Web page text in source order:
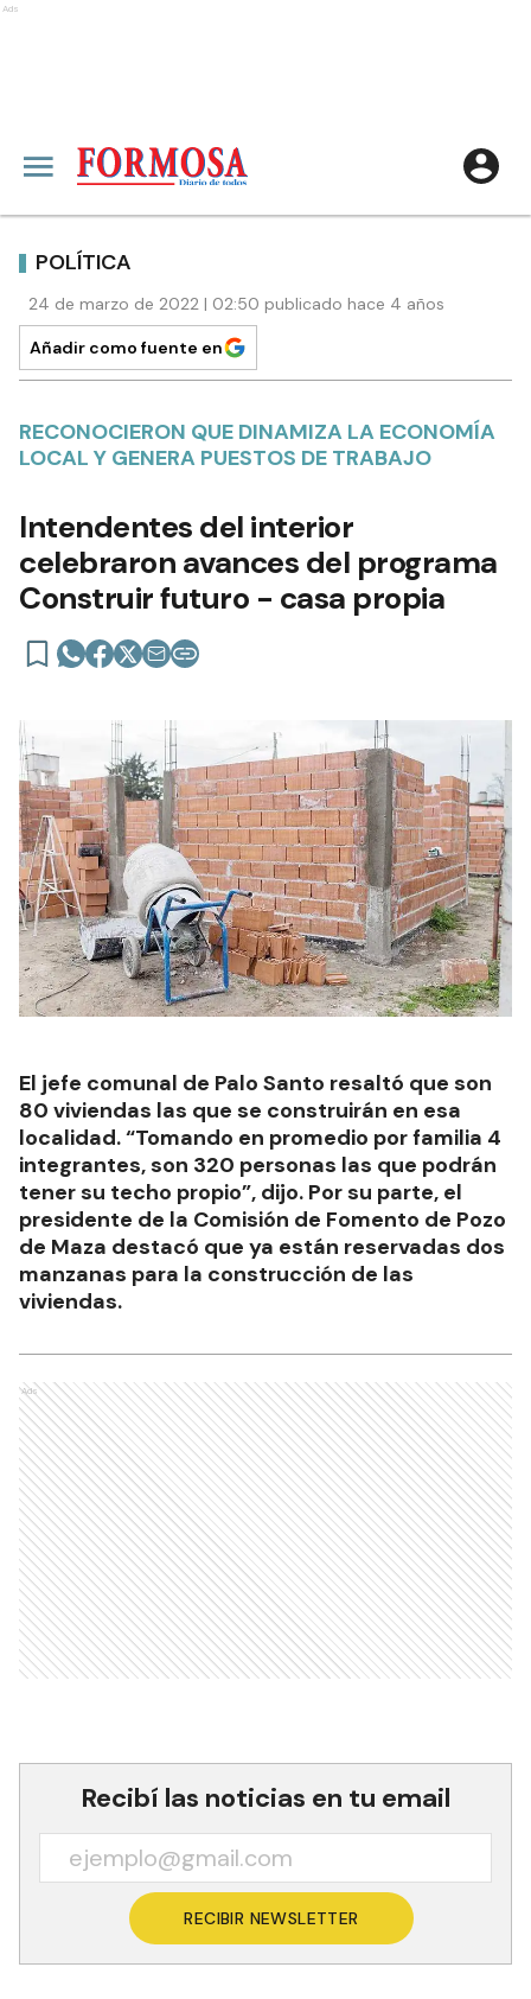
Ads
POLÍTICA
24 de marzo de 2022 | 02:50 publicado hace 4 años
Añadir como fuente en
RECONOCIERON QUE DINAMIZA LA ECONOMÍA
LOCAL Y GENERA PUESTOS DE TRABAJO
Intendentes del interior
celebraron avances del programa
Construir futuro - casa propia
El jefe comunal de Palo Santo resaltó que son
80 viviendas las que se construirán en esa
localidad. “Tomando en promedio por familia 4
integrantes, son 320 personas las que podrán
tener su techo propio”, dijo. Por su parte, el
presidente de la Comisión de Fomento de Pozo
de Maza destacó que ya están reservadas dos
manzanas para la construcción de las
viviendas.
Ads
Recibí las noticias en tu email
RECIBIR NEWSLETTER